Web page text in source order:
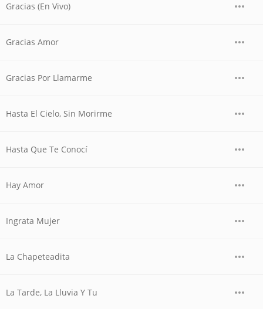
Gracias (En Vivo)
Gracias Amor
Gracias Por Llamarme
Hasta El Cielo, Sin Morirme
Hasta Que Te Conocí
Hay Amor
Ingrata Mujer
La Chapeteadita
La Tarde, La Lluvia Y Tu